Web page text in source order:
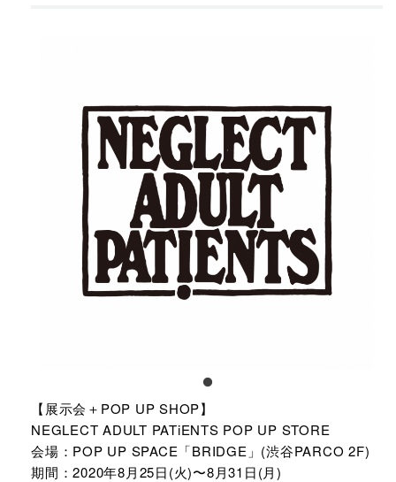
【展示会＋POP UP SHOP】
NEGLECT ADULT PATiENTS POP UP STORE
会場：POP UP SPACE「BRIDGE」(渋谷PARCO 2F)
期間：2020年8月25日(火)〜8月31日(月)